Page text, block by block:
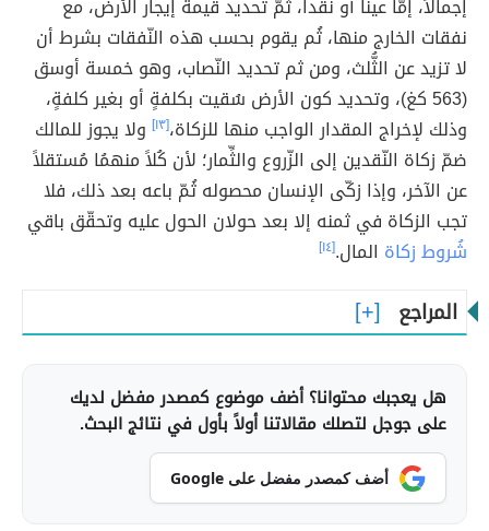
إجمالاً، إمّا عيناً أو نقداً، ثُمّ تحديد قيمة إيجار الأرض، مع
نفقات الخارج منها، ثُم يقوم بحسب هذه النّفقات بشرط أن
لا تزيد عن الثُّلث، ومن ثم تحديد النّصاب، وهو خمسة أوسق
(563 كغ)، وتحديد كون الأرض سُقيت بكلفةٍ أو بغير كلفةٍ،
وذلك لإخراج المقدار الواجب منها للزكاة،[١٣]
ولا يجوز للمالك
ضمّ زكاة النّقدين إلى الزّروع والثِّمار؛ لأن كُلاً منهمُا مُستقلاً
عن الآخر، وإذا زكّى الإنسان محصوله ثُمّ باعه بعد ذلك، فلا
تجب الزكاة في ثمنه إلا بعد حولان الحول عليه وتحقّق باقي
شُروط زكاة المال.[١٤]
المراجع
هل يعجبك محتوانا؟ أضف موضوع كمصدر مفضل لديك
على جوجل لتصلك مقالاتنا أولاً بأول في نتائج البحث.
أضف كمصدر مفضل على Google